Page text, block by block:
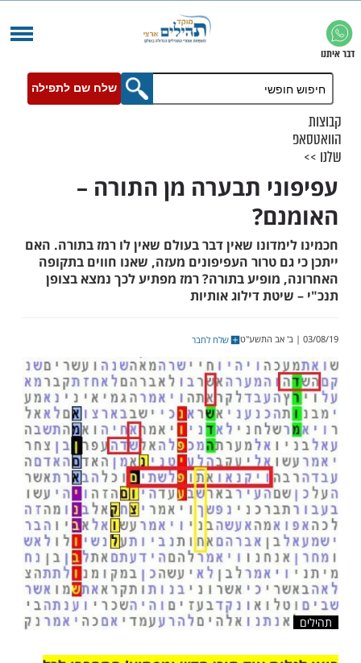
שלח שם לתפילה
תבערה מן התורה –
שאין דבר בעולם שאין לו רמז בתורה. האם
מופיע בתורה? רמז מפתיע לכך נמצא בצופן
דילוג אותיות
שלח לחבר